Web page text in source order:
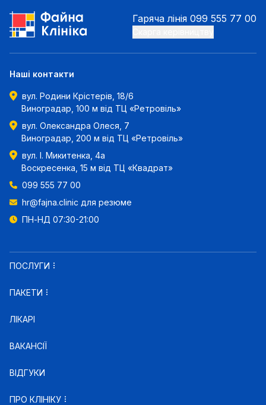
Гаряча лінія 099 555 77 00
Наші контакти
вул. Родини Крістерів, 18/6
Виноградар, 100 м від ТЦ «Ретровіль»
вул. Олександра Олеся, 7
Виноградар, 200 м від ТЦ «Ретровіль»
вул. І. Микитенка, 4а
Воскресенка, 15 м від ТЦ «Квадрат»
099 555 77 00
hr@fajna.clinic для резюме
ПН-НД 07:30-21:00
ПОСЛУГИ
ПАКЕТИ
ЛІКАРІ
ВАКАНСІЇ
ВІДГУКИ
ПРО КЛІНІКУ